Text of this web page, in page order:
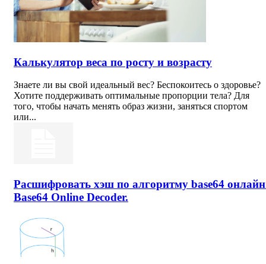
Калькулятор веса по росту и возрасту
Знаете ли вы свой идеальный вес? Беспокоитесь о здоровье?
Хотите поддерживать оптимальные пропорции тела? Для
того, чтобы начать менять образ жизни, заняться спортом
или...
Расшифровать хэш по алгоритму base64
Base64 Online Decoder.